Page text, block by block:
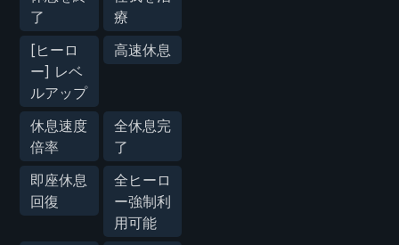
了
療
[ヒーロ
ー] レベ
ルアップ
高速休息
休息速度
倍率
全休息完
了
即座休息
回復
全ヒーロ
ー強制利
用可能